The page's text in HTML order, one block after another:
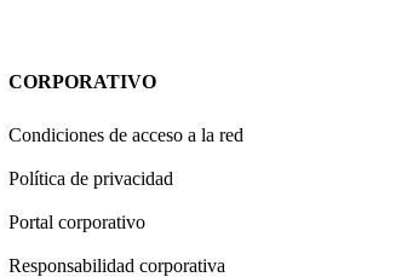
CORPORATIVO
Condiciones de acceso a la red
Política de privacidad
Portal corporativo
Responsabilidad corporativa